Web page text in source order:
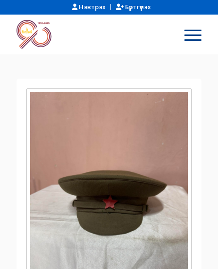
Нэвтрэх Бүртгүүлэх